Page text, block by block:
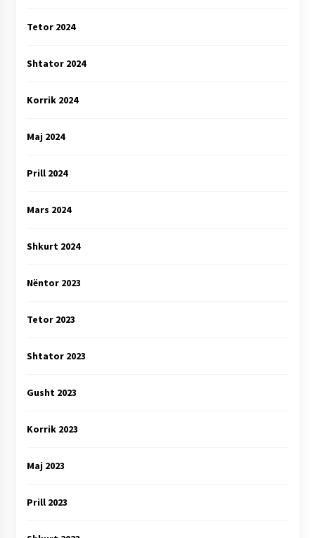
Tetor 2024
Shtator 2024
Korrik 2024
Maj 2024
Prill 2024
Mars 2024
Shkurt 2024
Nëntor 2023
Tetor 2023
Shtator 2023
Gusht 2023
Korrik 2023
Maj 2023
Prill 2023